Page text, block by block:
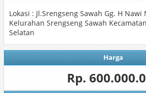
Lokasi : Jl.Srengseng Sawah Gg. H Nawi
Kelurahan Srengseng Sawah
Selatan
Harga
Rp.